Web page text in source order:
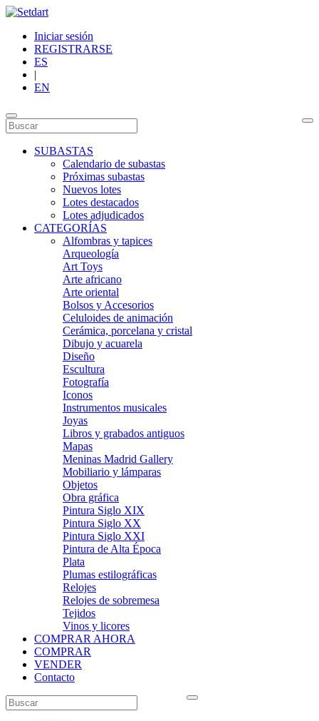
Iniciar sesión
REGISTRARSE
ES
|
EN
SUBASTAS
Calendario de subastas
Próximas subastas
Nuevos lotes
Lotes destacados
Lotes adjudicados
CATEGORÍAS
Alfombras y tapices
Arqueología
Art Toys
Arte africano
Arte oriental
Bolsos y Accesorios
Celuloides de animación
Cerámica, porcelana y cristal
Dibujo y acuarela
Diseño
Escultura
Fotografía
Iconos
Instrumentos musicales
Joyas
Libros y grabados antiguos
Mapas
Meninas Madrid Gallery
Mobiliario y lámparas
Objetos
Obra gráfica
Pintura Siglo XIX
Pintura Siglo XX
Pintura Siglo XXI
Pintura de Alta Época
Plata
Plumas estilográficas
Relojes
Relojes de sobremesa
Tejidos
Vinos y licores
COMPRAR AHORA
COMPRAR
VENDER
Contacto